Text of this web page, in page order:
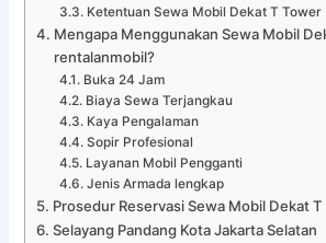
Ketentuan Sewa Mobil Dekat T Tower
Mengapa Menggunakan Sewa Mobil
rentalanmobil?
Buka 24 Jam
Biaya Sewa Terjangkau
Kaya Pengalaman
Sopir Profesional
Layanan Mobil Pengganti
Jenis Armada lengkap
Prosedur Reservasi Sewa Mobil Dekat
Selayang Pandang Kota Jakarta Selatan